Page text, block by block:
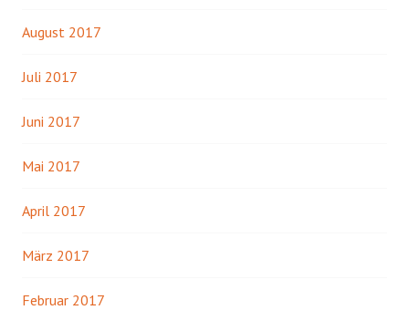
August 2017
Juli 2017
Juni 2017
Mai 2017
April 2017
März 2017
Februar 2017